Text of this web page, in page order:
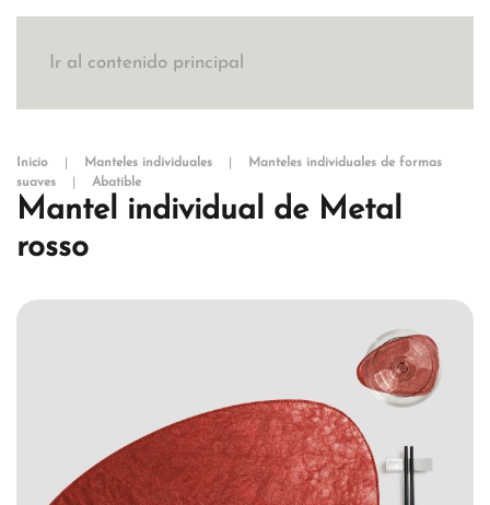
Ir al contenido principal
Inicio Manteles individuales
Manteles individuales de formas
suaves
Abatible
Mantel individual de Metal
rosso